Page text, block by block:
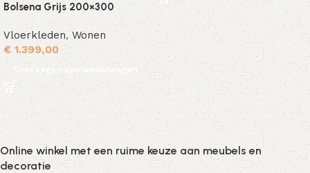
Bolsena Grijs 200×300
Vloerkleden, Wonen
€1.399,00
Toevoegen aan winkelwagen
Online winkel met een ruime keuze aan meubels en
decoratie